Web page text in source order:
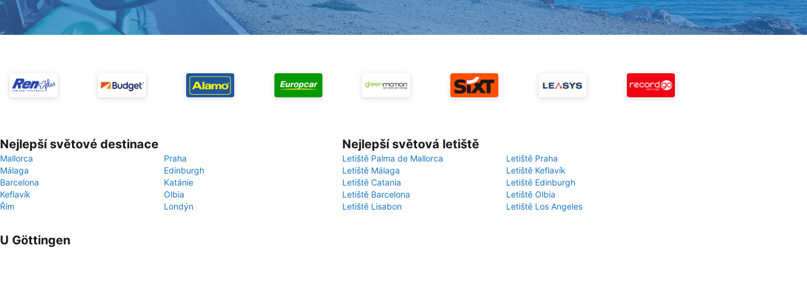
Nejlepší světové destinace
Mallorca
Praha
Málaga
Edinburgh
Barcelona
Katánie
Keflavík
Olbia
Řím
Londýn
Nejlepší světová letiště
Letiště Palma de Mallorca
Letiště Praha
Letiště Málaga
Letiště Keflavík
Letiště Catania
Letiště Edinburgh
Letiště Barcelona
Letiště Olbia
Letiště Lisabon
Letiště Los Angeles
U Göttingen